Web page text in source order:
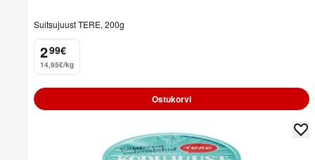
Suitsujuust TERE, 200g
2
. 99€
14,95€/kg
Ostukorvi